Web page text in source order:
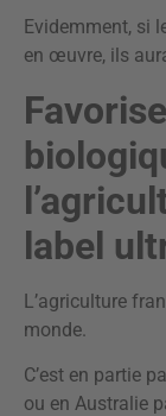
Evidemment, si
en œuvre, ils
label
L’agriculture
monde.
C’est en partie
ou en Australie